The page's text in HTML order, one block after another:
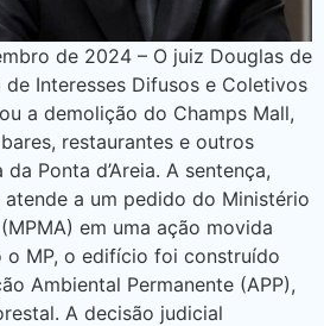
de 2024 – O juiz Douglas de
Interesses Difusos e Coletivos
a demolição do Champs Mall,
restaurantes e outros
Ponta d’Areia. A sentença,
a um pedido do Ministério
em uma ação movida
o MP, o edifício foi construído
Ambiental Permanente (APP),
A decisão judicial